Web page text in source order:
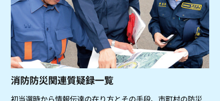
消防防災関連質疑録一覧
初当選時から情報伝達の在り方とその手段、市町村の防災